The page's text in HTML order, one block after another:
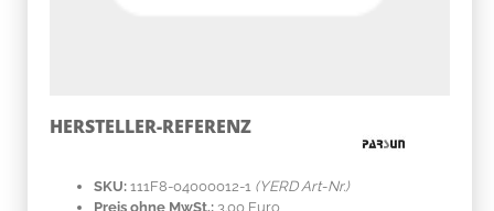
HERSTELLER-REFERENZ
SKU: 111F8-04000012-1 (YERD Art-Nr.)
Preis ohne MwSt.: 3.00 Euro